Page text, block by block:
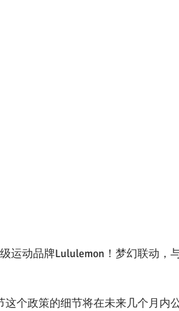
运动品牌Lululemon！梦幻联动，
个政策的细节将在未来几个月内